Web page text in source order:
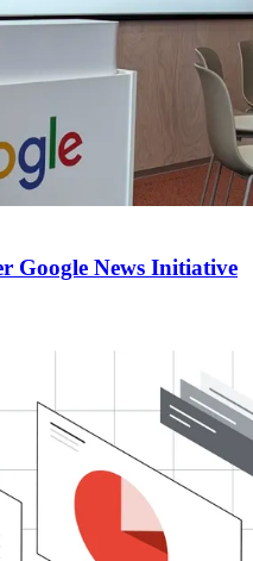
Google News Initiative